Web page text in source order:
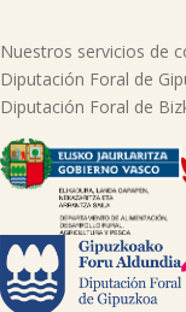
Nuestros servicios de
Diputación Foral de
Diputación Foral de